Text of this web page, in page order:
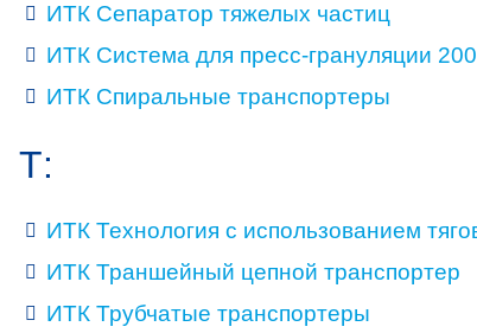
ИТК Сепаратор тяжелых частиц
ИТК Система для пресс-грануляции
ИТК Спиральные транспортеры
Т:
ИТК Технология с использованием
ИТК Траншейный цепной транспортер
ИТК Трубчатые транспортеры